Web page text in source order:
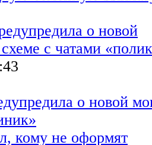
о новой